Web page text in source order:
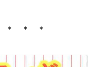
＊ ＊